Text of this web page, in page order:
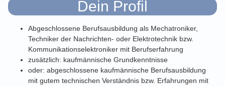
Dein Profil
Abgeschlossene Berufsausbildung als Mechatroniker,
Techniker der Nachrichten- oder Elektrotechnik bzw.
Kommunikationselektroniker mit Berufserfahrung
zusätzlich: kaufmännische Grundkenntnisse
oder: abgeschlossene kaufmännische Berufsausbildung
mit gutem technischen Verständnis bzw. Erfahrungen mit